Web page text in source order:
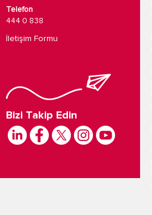
Telefon
444 0 838
İletişim Formu
Bizi Takip Edin